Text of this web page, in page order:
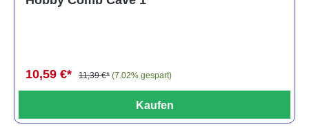
10,59 €* 11,39 €* (7.02% gespart)
Kaufen